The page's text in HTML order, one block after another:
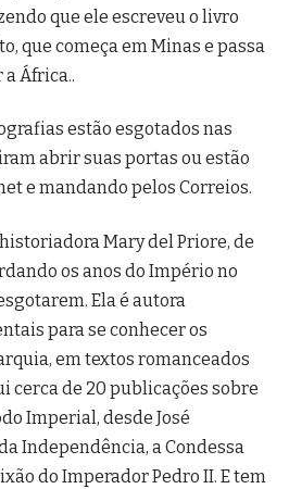
que ele escreveu o livro
que começa em Minas e passa
África..
estão esgotados nas
abrir suas portas ou estão
e mandando pelos Correios.
Mary del Priore, de
os anos do Império no
Ela é autora
para se conhecer os
em textos romanceados
cerca de 20 publicações sobre
Imperial, desde José
Independência, a Condessa
do Imperador Pedro II. E tem